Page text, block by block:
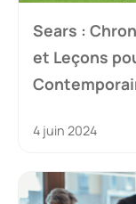
Sears :
et Leçons
4 juin 2024